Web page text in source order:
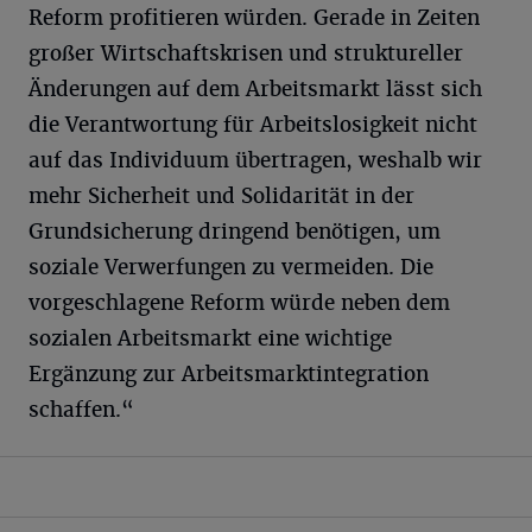
Reform profitieren würden. Gerade in Zeiten
großer Wirtschaftskrisen und struktureller
Änderungen auf dem Arbeitsmarkt lässt sich
die Verantwortung für Arbeitslosigkeit nicht
auf das Individuum übertragen, weshalb wir
mehr Sicherheit und Solidarität in der
Grundsicherung dringend benötigen, um
soziale Verwerfungen zu vermeiden. Die
vorgeschlagene Reform würde neben dem
sozialen Arbeitsmarkt eine wichtige
Ergänzung zur Arbeitsmarktintegration
schaffen.“